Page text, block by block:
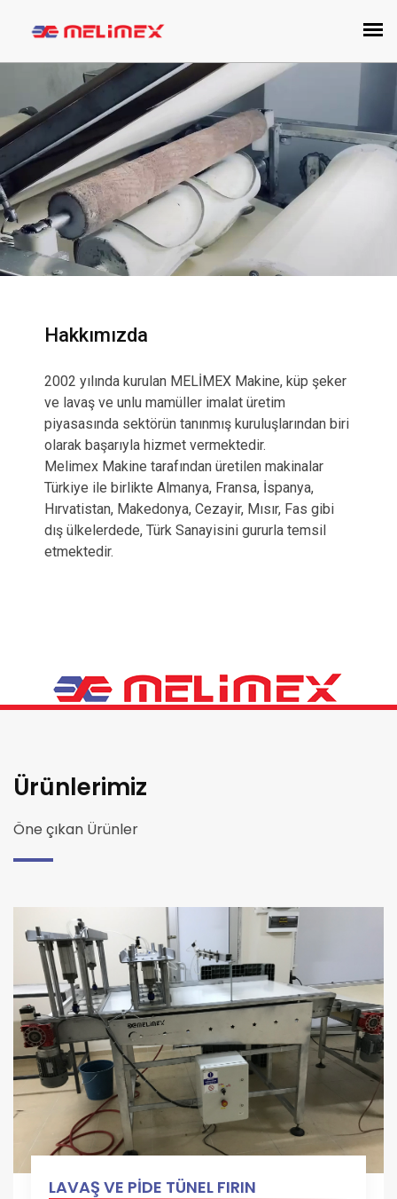
Hakkımızda
2002 yılında kurulan MELİMEX Makine, küp şeker
ve lavaş ve unlu mamüller imalat üretim
piyasasında sektörün tanınmış kuruluşlarından biri
olarak başarıyla hizmet vermektedir.
Melimex Makine tarafından üretilen makinalar
Türkiye ile birlikte Almanya, Fransa, İspanya,
Hırvatistan, Makedonya, Cezayir, Mısır, Fas gibi
dış ülkelerdede, Türk Sanayisini gururla temsil
etmektedir.
Ürünlerimiz
Öne çıkan Ürünler
LAVAŞ VE PİDE TÜNEL FIRIN